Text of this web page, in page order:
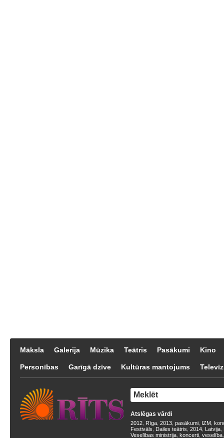
Māksla Galerija Mūzika Teātris Pasākumi Kino
Personības Garīgā dzīve Kultūras mantojums
Atslēgas vārdi
2012 Rīga 2013 pasākumi IZM
Festivāls
Dailes teātris 2014 Latvija
Veselības ministrija koncerti veselība